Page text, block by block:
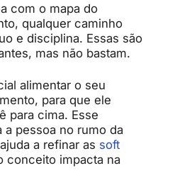
com o mapa do
qualquer caminho
e disciplina. Essas são
mas não bastam.
alimentar o seu
para que ele
para cima. Esse
pessoa no rumo da
a refinar as soft
conceito impacta na